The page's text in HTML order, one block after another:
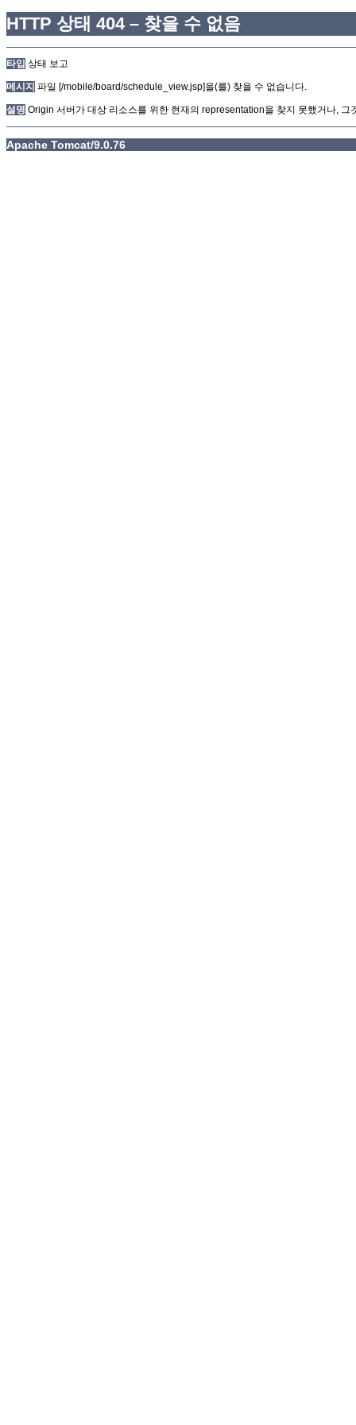
HTTP 상태 404 – 찾을 수 없음
타입 상태 보고
메시지 파일 [/mobile/board/schedule_view.jsp]을(를) 찾을 수 없습니다.
설명 Origin 서버가 대상 리소스를 위한 현재의 representation을 찾지 못했거나, 그
Apache Tomcat/9.0.76